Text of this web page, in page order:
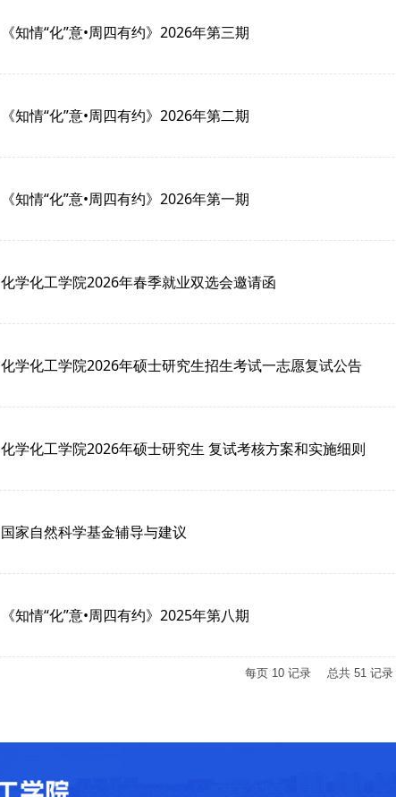
《知情“化”意•周四有约》2026年第三期
《知情“化”意•周四有约》2026年第二期
《知情“化”意•周四有约》2026年第一期
化学化工学院2026年春季就业双选会邀请函
化学化工学院2026年硕士研究生招生考试一志愿复试公告
化学化工学院2026年硕士研究生 复试考核方案和实施细则
国家自然科学基金辅导与建议
《知情“化”意•周四有约》2025年第八期
每页 10 记录 总共 51 记录